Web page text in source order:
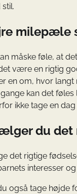
milepæle
måske føle, at
være en rigtig
en om, hvor langt
kan det
ikke tage en
du
det rigtige
interesser
også tage højde